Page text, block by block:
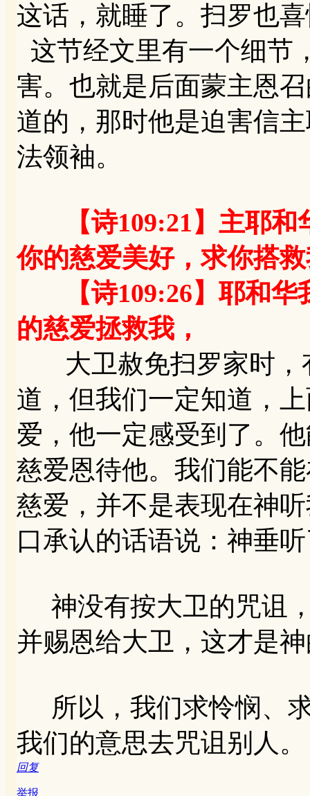
这话，就睡了。扫罗也
这节经文里有一个细节
害。也就是后面蒙主恩
道的，那时他是迫害信
法领袖。
【诗109:21】主耶
你的慈爱美好，求你搭
【诗109:26】耶和华
的慈爱拯救我，
大卫赦免扫罗家时，
道，但我们一定知道，
爱，他一定感受到了。
慈爱恩待他。我们能不
慈爱，并不是表现在神
口承认的话语说：神垂
神没有按大卫的咒诅
并赐恩给大卫，这才是
所以，我们求怜悯、
我们的意思去咒诅别人。
回复
举报